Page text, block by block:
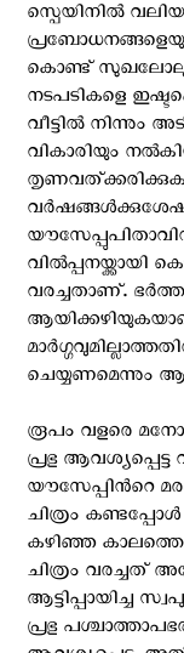
സ്പെയിനില്‍
കൊണ്ട് സുഖലോലുപ
നടപടികളെ
വീട്ടില്‍ നിന്നും
വികാരിയും
വരച്ചതാണ്.
ചെയ്യണമെന്നും ആ
രൂപം വളരെ
പ്രഭു
യൗസേപ്പിന്‍റെ
ചിത്രം
കഴിഞ്ഞ
ചിത്രം വരച്ചത്
ആട്ടിപ്പായിച്ച
പ്രഭു